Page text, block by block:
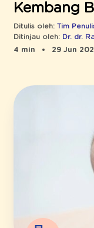
Kembang
Ditulis oleh: Tim
Ditinjau oleh: Dr. dr.
4 min
29 Jun